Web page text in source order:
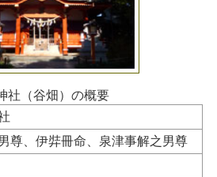
社（谷畑）の概要
尊、伊弉冊命、泉津事解之男尊